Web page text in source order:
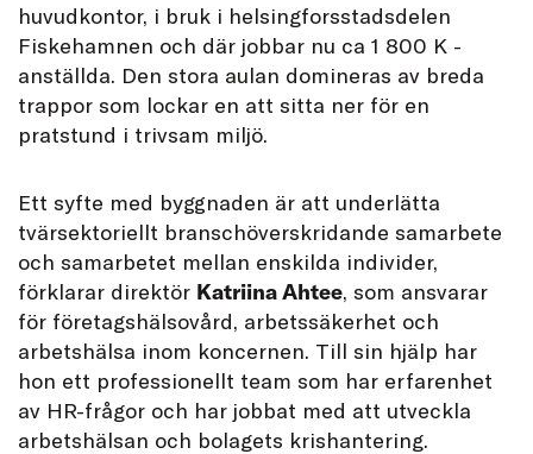
huvudkontor, i bruk i helsingforsstadsdelen
Fiskehamnen och där jobbar nu ca 1 800 K -
anställda. Den stora aulan domineras av breda
trappor som lockar en att sitta ner för en
pratstund i trivsam miljö.
Ett syfte med byggnaden är att underlätta
tvärsektoriellt branschöverskridande samarbete
och samarbetet mellan enskilda individer,
förklarar direktör Katriina Ahtee, som ansvarar
för företagshälsovård, arbetssäkerhet och
arbetshälsa inom koncernen. Till sin hjälp har
hon ett professionellt team som har erfarenhet
av HR-frågor och har jobbat med att utveckla
arbetshälsan och bolagets krishantering.